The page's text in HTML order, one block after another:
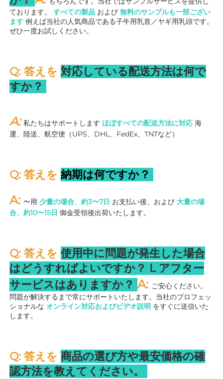
ております。 すべての製品 および 無料のサンプルも一部ござい
ます 例えば当社の人気商品である子牛用乳首／ヤギ用乳頭です。
ぜひ一度お試しください。
Q: 答えを 対応している配送方法は何で
すか？
A: 私たちはサポートします ほぼすべての配送方法に対応 海
運、陸送、航空便（UPS、DHL、FedEx、TNTなど）
Q: 答えを 納期は何ですか？
A: 〜用 少量の場合、約3〜7日 お支払い後、および 大量の場
合、約10〜15日 御金受領後出荷いたします。
Q: 答えを 使用中に問題が発生した場合
はどうすればよいですか？ L アフター
サービスはありますか？ A: ご安心ください。
問題が解決するまで常にサポートいたします。当社のプロフェッ
ショナルな オンライン対応およびビデオ説明 をすぐに送信いた
します。
Q: 答えを 商品の選び方や最安価格の確
認方法を教えてください。